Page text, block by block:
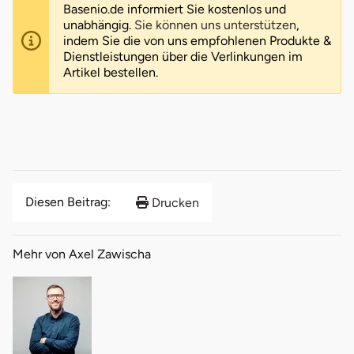
Basenio.de informiert Sie kostenlos und
unabhängig. Sie können uns unterstützen,
indem Sie die von uns empfohlenen Produkte &
Dienstleistungen über die Verlinkungen im
Artikel bestellen.
Diesen Beitrag: Drucken
Mehr von Axel Zawischa